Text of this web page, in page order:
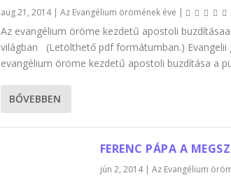
aug 21, 2014|Az Evangélium örömének éve |
Az evangélium öröme kezdetű apostoli
világban (Letölthető pdf formátumban.) Evangelii
evangélium öröme kezdetű apostoli buzdítása a
BŐVEBBEN
FERENC PÁPA A
jún 2, 2014| Az Evangélium